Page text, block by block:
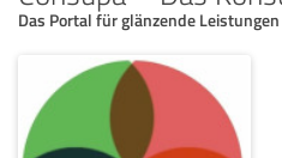
Das Portal für glänzende